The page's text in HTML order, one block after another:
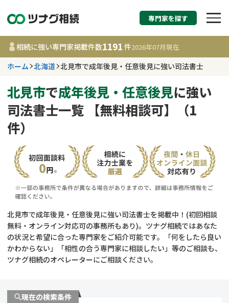
相続税申告・相続手
す
北海道
事務所 1191
件
相談内容で探す
遺言書作成・遺言執行
相続登記
遺留分侵害額請求
相続手続き
費用相場
コラム
相続手続き
遺言
専門家を探す
相続に強い専門家掲載件数1191 件2026年07月現在
ホーム 北海道 北見市で成年後見・任意後見に強い司法書士
北見市で成年後見・任意後見に強い
司法書士一覧 【無料相談可】（1
件）
北見市で成年後見・任意後見に強い司法書士を掲載中！(初回相談
無料・オンライン対応可の事務所もあり)。ツナグ相続ではあなた
の状況と希望に合った専門家をご紹介可能です。「何をしたら良い
かわからない」「相性の合う専門家に相談したい」等のご相談も、
ツナグ相続のオペレーターにご相談ください。
現在の検索条件